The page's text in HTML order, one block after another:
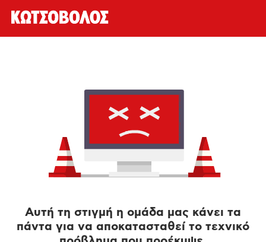
Αυτή τη στιγμή η ομάδα μας κάνει τα
πάντα για να αποκατασταθεί το τεχνικό